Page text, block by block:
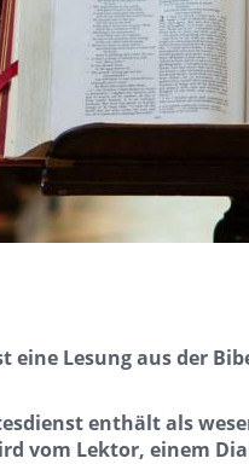
eine Lesung aus der
enthält als
vom Lektor, einem